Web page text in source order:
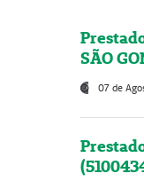
SÃO
07 de